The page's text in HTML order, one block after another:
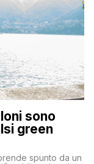
sono
green
spunto da un